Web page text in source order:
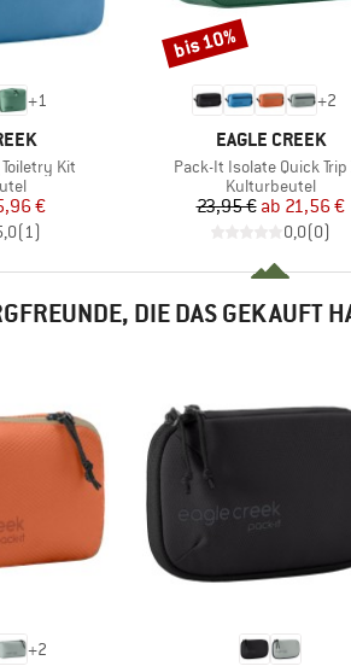
+1
Kit
Preis
€
(1)
+2
MARKE
EAGLE CREEK
Artikel
Pack-It Isolate Quick Trip
Produktgruppe
Kulturbeutel
Preis
23,95 € ab 21,56 €
0,0(0)
Rabatt
bis 10%
DIE DAS GEKAUFT
+2